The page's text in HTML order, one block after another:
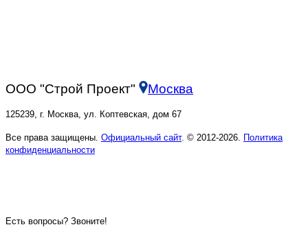
ООО "Строй Проект" Москва
125239, г. Москва, ул. Коптевская, дом 67
Все права защищены. Официальный сайт. © 2012-2026. Политика
конфиденциальности
Есть вопросы? Звоните!